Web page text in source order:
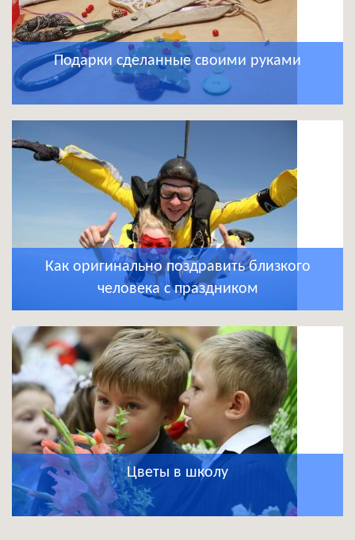
Подарки сделанные своими руками
Как оригинально поздравить близкого
человека с праздником
Цветы в школу